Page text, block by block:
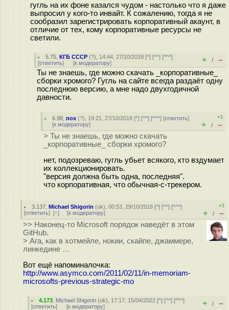
гугль на их фоне казался чудом - настолько что я даже
выпросил у кого-то инвайт. К сожалению, тогда я не
сообразил зарегистрировать корпоративный акаунт, в
отличие от тех, кому корпоративные ресурсы не
светили.
5.75 ,КГБ СССР (?), 14:44, 27/10/2018 [^] [^^] [^^^]
[ответить] [к модератору] + / –
Ты не знаешь, где можно скачать _корпоративные_
сборки хромого? Гугль на сайте всегда раздаёт одну
последнюю версию, а мне надо двухгодичной
давности.
6.98 ,пох (?), 19:21, 27/10/2018 [^] [^^] [^^^] [ответить]
[к модератору]
+1
+ / –
> Ты не знаешь, где можно скачать
_корпоративные_ сборки хромого?
нет, подозреваю, гугль убьет всякого, кто вздумает
их коллекционировать.
"версия должна быть одна, последняя".
что корпоративная, что обычная-с-трекером.
3.137 ,Michael Shigorin (ok), 00:53, 29/10/2018 [^] [^^] [^^^]
[ответить] [↑] [к модератору]
+1
+ / –
>> Наконец-то Microsoft порядок наведёт в этом
GitHub.
> Ага, как в хотмейле, нокии, скайпе, джаммере,
линкедине …
Вот ещё напоминалочка:
http://www.asymco.com/2011/02/11/in-memoriam-
microsofts-previous-strategic-mo
4.173 Michael Shigorin (ok), 17:17, 15/04/2022 [^] [^^] [^^^]
[ответить] [к модератору] + / –